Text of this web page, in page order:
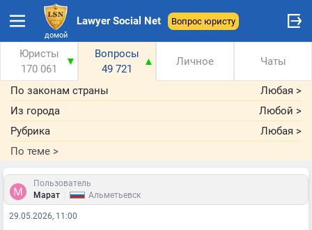
домой
Lawyer Social Net Вопрос юристу
Юристы
170 061
▼
Вопросы
49 721
▲ Личное Чаты
По законам страны Любая >
Из города
Любой >
Рубрика
Любая >
По теме >
Пользователь
Марат
Альметьевск
29.05.2026, 11:00